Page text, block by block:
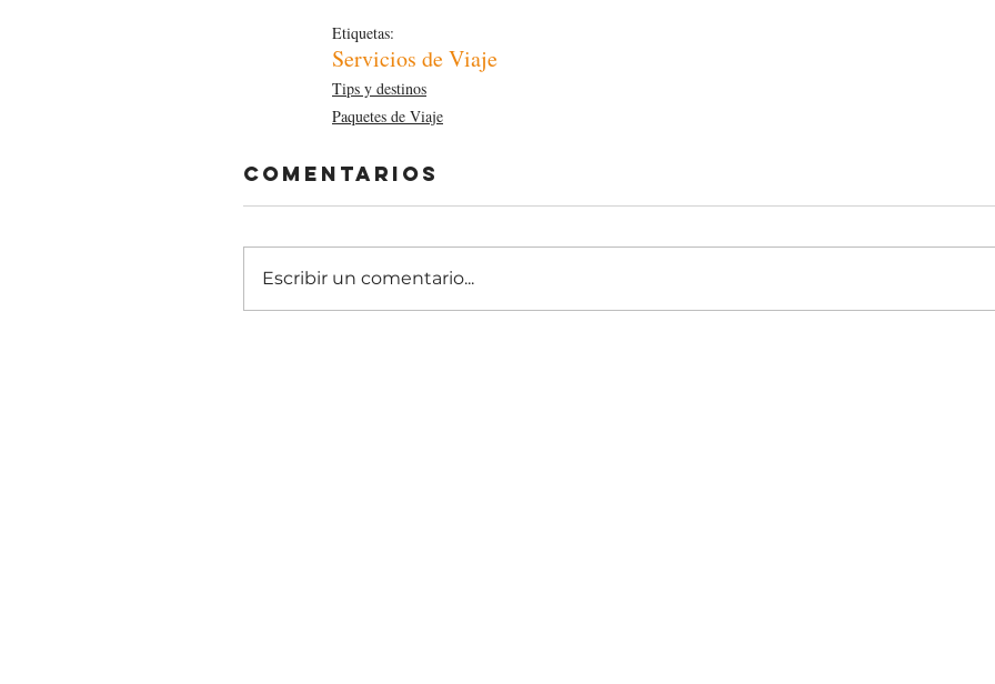
Etiquetas:
Servicios de Viaje
Tips y destinos
Paquetes de Viaje
Comentarios
Escribir un comentario...